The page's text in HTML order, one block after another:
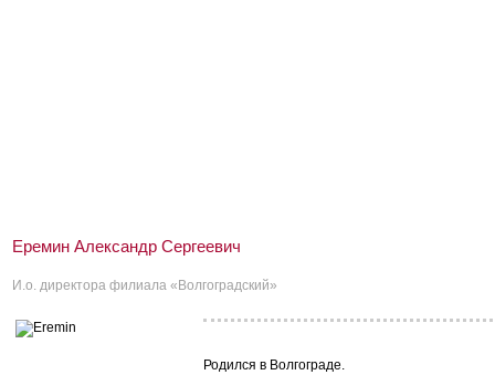
Еремин Александр Сергеевич
И.о. директора филиала «Волгоградский»
Родился в Волгограде.